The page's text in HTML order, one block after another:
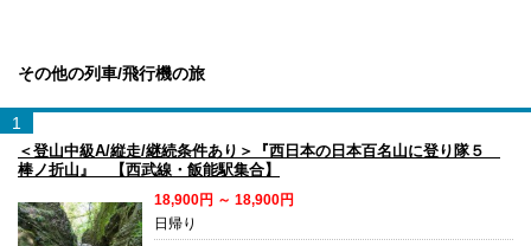
その他の列車/飛行機の旅
1
＜登山中級A/縦走/継続条件あり＞『西日本の日本百名山に登り隊５
棒ノ折山』 【西武線・飯能駅集合】
18,900円 ～ 18,900円
日帰り